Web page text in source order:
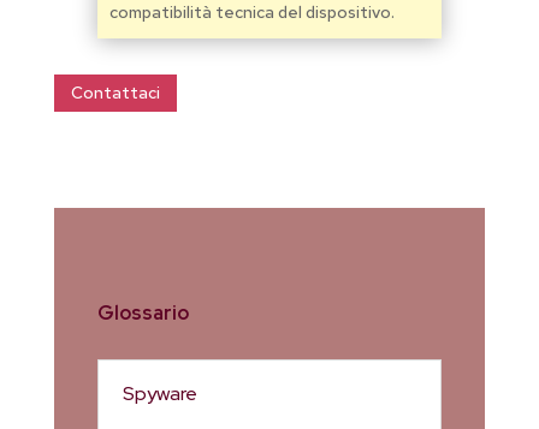
compatibilità tecnica del dispositivo.
Contattaci
Glossario
Spyware